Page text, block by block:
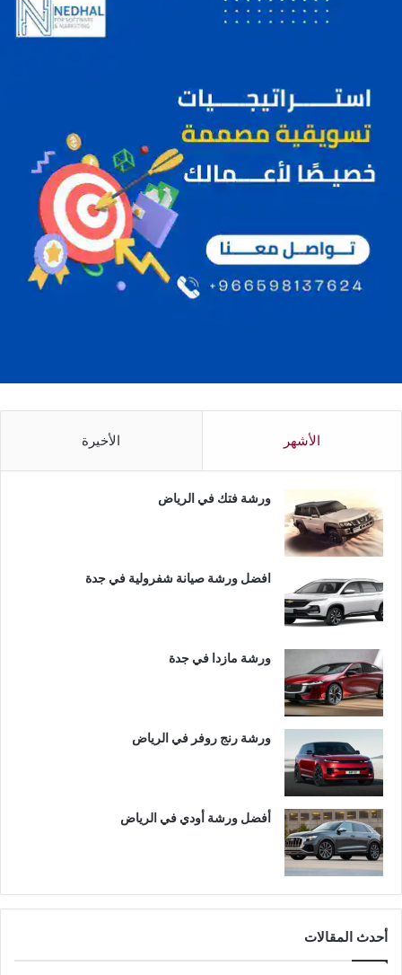
الأشهر الأخيرة
ورشة فتك في الرياض
افضل ورشة صيانة شفرولية في جدة
ورشة مازدا في جدة
ورشة رنج روفر في الرياض
أفضل ورشة أودي في الرياض
أحدث المقالات